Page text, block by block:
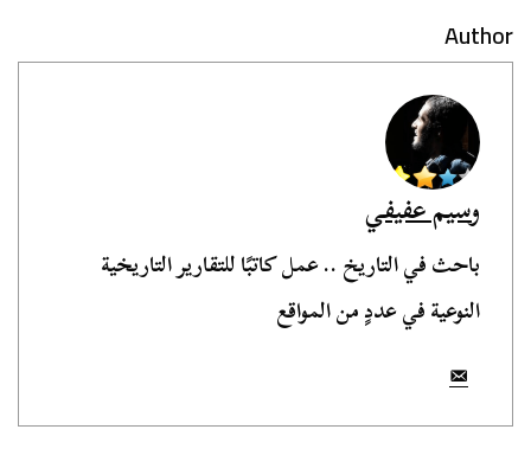
Author
وسيم عفيفي
باحث في التاريخ .. عمل كاتبًا للتقارير التاريخية
النوعية في عددٍ من المواقع